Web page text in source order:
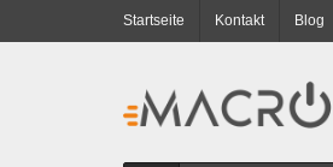
Startseite Kontakt Blog